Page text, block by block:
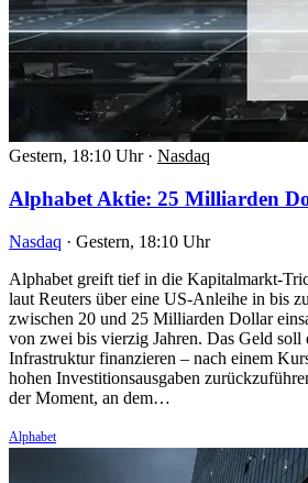
Gestern, 18:10 Uhr · Nasdaq
Alphabet Aktie: 25 Milliarden
Nasdaq · Gestern, 18:10 Uhr
Alphabet greift tief in die Kapitalmarkt-
laut Reuters über eine US-Anleihe in bis
zwischen 20 und 25 Milliarden Dollar
von zwei bis vierzig Jahren. Das Geld
Infrastruktur finanzieren – nach einem
hohen Investitionsausgaben
der Moment, an dem…
Alphabet